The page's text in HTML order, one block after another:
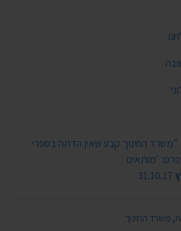
"משרד החינוך קבע שאין הדתה בספרי
'מותאים
31.10.17
, משרד החינוך